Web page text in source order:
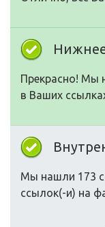
Прекрасно! Мы
в Ваших
Мы нашли 173
ссылок(-и) на